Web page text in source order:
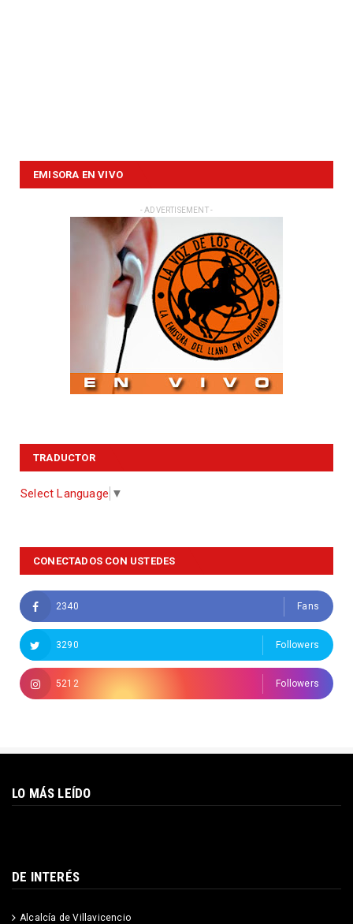
EMISORA EN VIVO
- ADVERTISEMENT -
TRADUCTOR
Select Language ▼
CONECTADOS CON USTEDES
2340 Fans
3290 Followers
5212 Followers
LO MÁS LEÍDO
DE INTERÉS
Alcalcía de Villavicencio